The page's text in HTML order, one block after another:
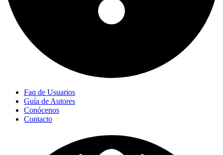
Faq de Usuarios
Guía de Autores
Conócenos
Contacto